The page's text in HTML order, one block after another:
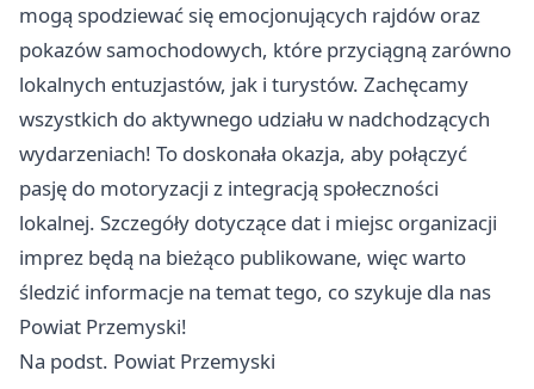
mogą spodziewać się emocjonujących rajdów oraz
pokazów samochodowych, które przyciągną zarówno
lokalnych entuzjastów, jak i turystów. Zachęcamy
wszystkich do aktywnego udziału w nadchodzących
wydarzeniach! To doskonała okazja, aby połączyć
pasję do motoryzacji z integracją społeczności
lokalnej. Szczegóły dotyczące dat i miejsc organizacji
imprez będą na bieżąco publikowane, więc warto
śledzić informacje na temat tego, co szykuje dla nas
Powiat Przemyski!
Na podst. Powiat Przemyski